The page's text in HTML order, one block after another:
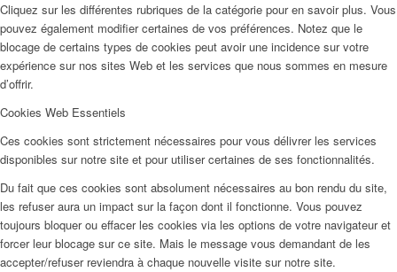
Cliquez sur les différentes rubriques de la catégorie pour en savoir plus. Vous
pouvez également modifier certaines de vos préférences. Notez que le
blocage de certains types de cookies peut avoir une incidence sur votre
expérience sur nos sites Web et les services que nous sommes en mesure
d’offrir.
Cookies Web Essentiels
Ces cookies sont strictement nécessaires pour vous délivrer les services
disponibles sur notre site et pour utiliser certaines de ses fonctionnalités.
Du fait que ces cookies sont absolument nécessaires au bon rendu du site,
les refuser aura un impact sur la façon dont il fonctionne. Vous pouvez
toujours bloquer ou effacer les cookies via les options de votre navigateur et
forcer leur blocage sur ce site. Mais le message vous demandant de les
accepter/refuser reviendra à chaque nouvelle visite sur notre site.